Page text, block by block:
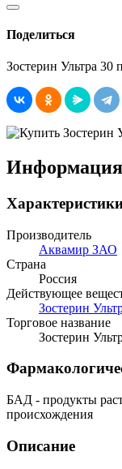
Поделиться
Зостерин Ультра 30
Информация
Производитель
Аквамир ЗАО
Страна
Россия
Действующее
Зостерин
Торговое название
Зостерин
БАД - продукты
происхождения
Описание